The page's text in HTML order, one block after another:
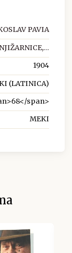
PAVIA
1904
(LATINICA)
span>
MEKI